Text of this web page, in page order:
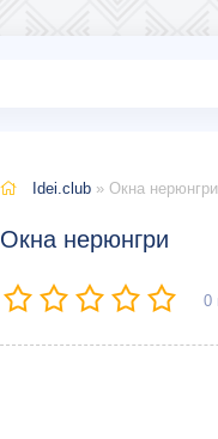
Idei.club » Окна нерюнгри
Окна нерюнгри
0